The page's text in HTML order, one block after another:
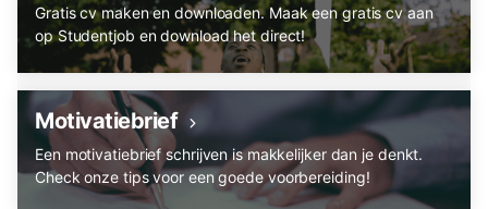
Gratis cv maken en downloaden. Maak een gratis cv aan
op Studentjob en download het direct!
Motivatiebrief
Een motivatiebrief schrijven is makkelijker dan je denkt.
Check onze tips voor een goede voorbereiding!